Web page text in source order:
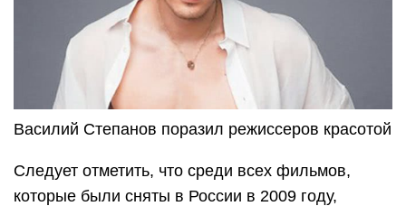
Василий Степанов поразил режиссеров красотой
Следует отметить, что среди всех фильмов,
которые были сняты в России в 2009 году,